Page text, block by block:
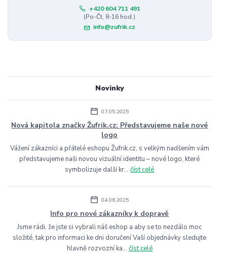
+420 604 711 491
(Po-Čt, 8-16 hod.)
info@zufrik.cz
Novinky
07.05.2025
Nová kapitola značky Žufrik.cz: Představujeme naše nové
logo
Vážení zákazníci a přátelé eshopu Žufrik.cz, s velkým nadšením vám
představujeme naši novou vizuální identitu – nové logo, které
symbolizuje další kr...číst celé
04.06.2025
Info pro nové zákazníky k dopravě
Jsme rádi, že jste si vybrali náš eshop a aby se to nezdálo moc
složité, tak pro informaci ke dni doručení Vaší objednávky sledujte
hlavně rozvozní ka... číst celé